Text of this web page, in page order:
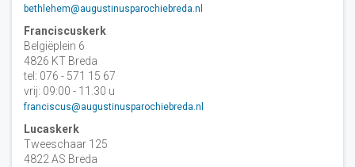
bethlehem@augustinusparochiebreda.nl
Franciscuskerk
Belgiëplein 6
4826 KT Breda
tel: 076 - 571 15 67
vrij: 09:00 - 11.30 u
franciscus@augustinusparochiebreda.nl
Lucaskerk
Tweeschaar 125
4822 AS Breda